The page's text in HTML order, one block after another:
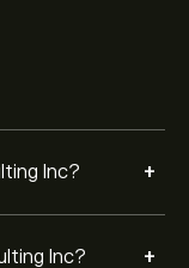
Inc? +
Inc? +